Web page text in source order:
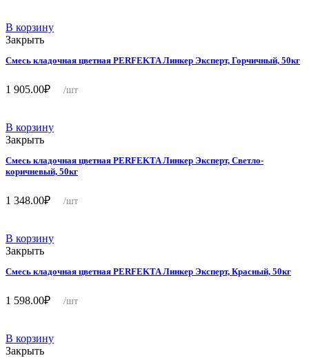
В корзину
Закрыть
Смесь кладочная цветная PERFEKTA Линкер Эксперт, Горчичный, 50кг
1 905.00₽ /шт
В корзину
Закрыть
Смесь кладочная цветная PERFEKTA Линкер Эксперт, Светло-
коричневый, 50кг
1 348.00₽ /шт
В корзину
Закрыть
Смесь кладочная цветная PERFEKTA Линкер Эксперт, Красный, 50кг
1 598.00₽ /шт
В корзину
Закрыть